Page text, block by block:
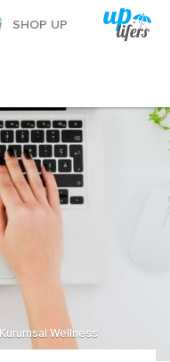
Reklamı Göster
Reklamı Gizle
SHOP UP
Kurumsal Wellness